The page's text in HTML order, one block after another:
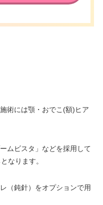
術には顎・おでこ(額)ヒア
ムビスタ」などを採用して
なります。
（鈍針）をオプションで用